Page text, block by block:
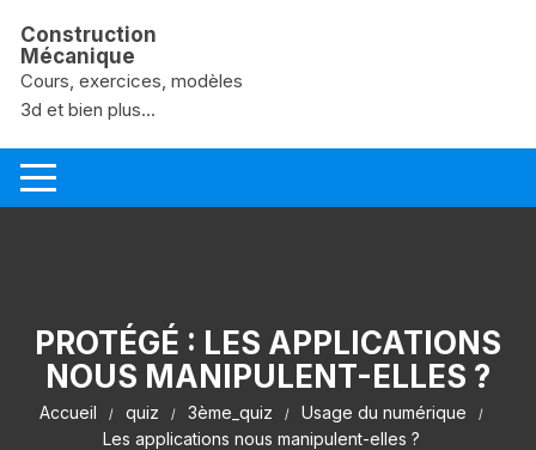
Construction
Mécanique
Cours, exercices, modèles
3d et bien plus...
PROTÉGÉ : LES APPLICATIONS
NOUS MANIPULENT-ELLES ?
Accueil quiz 3ème_quiz
Usage du numérique
Les applications nous manipulent-elles ?